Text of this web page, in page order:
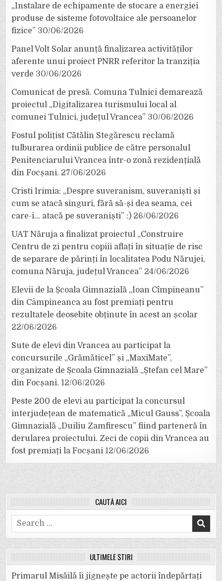
„Instalare de echipamente de stocare a energiei
produse de sisteme fotovoltaice ale persoanelor
fizice” 30/06/2026
Panel Volt Solar anunță finalizarea activităților
aferente unui proiect PNRR referitor la tranziția
verde 30/06/2026
Comunicat de presă. Comuna Tulnici demarează
proiectul „Digitalizarea turismului local al
comunei Tulnici, județul Vrancea” 30/06/2026
Fostul polițist Cătălin Stegărescu reclamă
tulburarea ordinii publice de către personalul
Penitenciarului Vrancea într-o zonă rezidențială
din Focșani. 27/06/2026
Cristi Irimia: „Despre suveranism, suveraniști și
cum se atacă singuri, fără să-și dea seama, cei
care-i… atacă pe suveraniști” :) 26/06/2026
UAT Năruja a finalizat proiectul „Construire
Centru de zi pentru copiii aflați în situație de risc
de separare de părinți în localitatea Podu Nărujei,
comuna Năruja, județul Vrancea” 24/06/2026
Elevii de la Școala Gimnazială „Ioan Cîmpineanu”
din Câmpineanca au fost premiați pentru
rezultatele deosebite obținute în acest an școlar
22/06/2026
Sute de elevi din Vrancea au participat la
concursurile „Grămăticel” și „MaxiMate”,
organizate de Școala Gimnazială „Ștefan cel Mare”
din Focșani. 12/06/2026
Peste 200 de elevi au participat la concursul
interjudețean de matematică „Micul Gauss”, Școala
Gimnazială „Duiliu Zamfirescu” fiind parteneră în
derularea proiectului. Zeci de copii din Vrancea au
fost premiați la Focșani 12/06/2026
CAUTĂ AICI
Search
for:
ULTIMELE ȘTIRI
Primarul Misăilă îi jignește pe actorii îndepărtați